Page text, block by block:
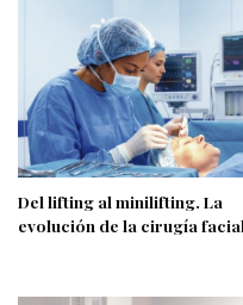
Del lifting al minilifting. La
evolución de la cirugía facial